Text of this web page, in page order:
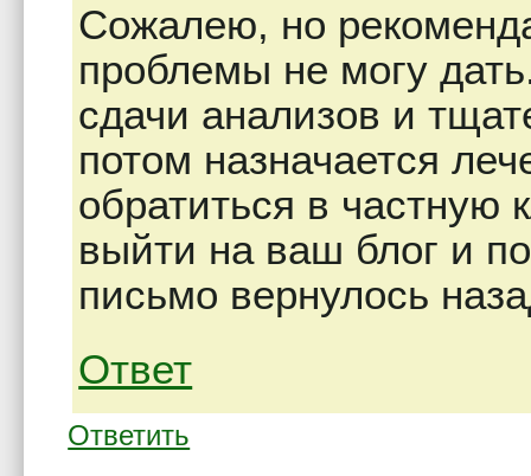
Сожалею, но
проблемы не могу
сдачи анализов и
потом назначается
обратиться в частную
выйти на ваш блог и
письмо вернулось
Ответ
Ответить